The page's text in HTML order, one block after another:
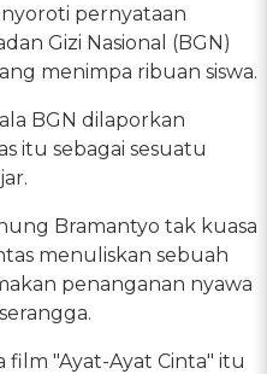
pernyataan
Gizi Nasional (BGN)
menimpa ribuan siswa.
BGN dilaporkan
itu sebagai sesuatu
Bramantyo tak kuasa
menuliskan sebuah
penanganan nyawa
film "Ayat-Ayat Cinta" itu